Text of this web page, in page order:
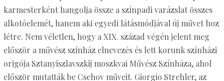
karmesterként hangolja össze a színpadi varázslat összes
alkotóelemét, hanem aki egyedi látásmódjával új művet hoz
létre. Nem véletlen, hogy a XIX. század végén jelent meg
először a művész színház elnevezés és lett korunk színházi
origója Sztanyiszlavszkij moszkvai Művész Színháza, ahol
először mutatták be Csehov műveit. Giorgio Strehler, az